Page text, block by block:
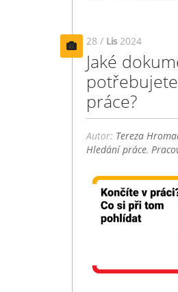
28 / Lis 2024
Jaké
práce?
Autor: Tereza
Hledání práce,